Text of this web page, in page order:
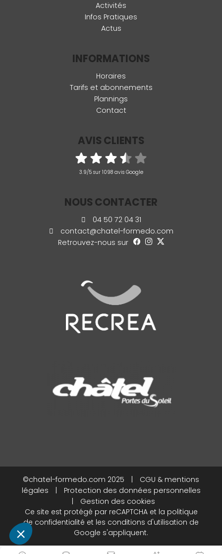
Activités
Infos Pratiques
Actus
INFORMATIONS
Horaires
Tarifs et abonnements
Plannings
Contact
AVIS CLIENTS
3.9/5 sur 1098 avis Google
NOUS CONTACTER
04 50 72 04 31
contact@chatel-formedo.com
Retrouvez-nous sur
©chatel-formedo.com 2025
CGU & mentions
légales
Protection des données personnelles
Gestion des cookies
Ce site est protégé par reCAPTCHA et la politique
de confidentialité et les conditions d'utilisation de
Google s'appliquent.